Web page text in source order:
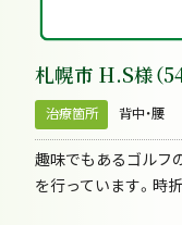
札幌市 H.S様（
治療箇所 背中・腰
趣味でもあるゴルフ
を行っています。時